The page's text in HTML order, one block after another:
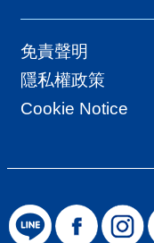
免責聲明
隱私權政策
Cookie Notice